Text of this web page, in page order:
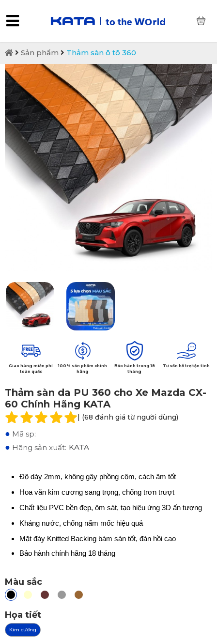
Sản phẩm Thảm sàn ô tô 360
Giao hàng miễn phí
toàn quốc
100% sản phẩm chính
hãng
Bảo hành trong 18
tháng
Tư vấn hỗ trợ tận tình
Thảm sàn da PU 360 cho Xe Mazda CX-
60 Chính Hãng KATA
| (68 đánh giá từ người dùng)
● Mã sp:
● Hãng sản xuất: KATA
Độ dày 2mm, không gây phồng cộm, cách âm tốt
Hoa văn kim cương sang trọng, chống trơn trượt
Chất liệu PVC bền đẹp, ôm sát, tạo hiệu ứng 3D ấn tượng
Kháng nước, chống nấm mốc hiệu quả
Mặt đáy Knitted Backing bám sàn tốt, đàn hồi cao
Bảo hành chính hãng 18 tháng
Màu sắc
Họa tiết
Kim cương